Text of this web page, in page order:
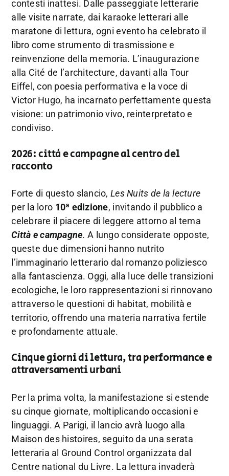
contesti inattesi. Dalle passeggiate letterarie
alle visite narrate, dai karaoke letterari alle
maratone di lettura, ogni evento ha celebrato il
libro come strumento di trasmissione e
reinvenzione della memoria. L’inaugurazione
alla Cité de l’architecture, davanti alla Tour
Eiffel, con poesia performativa e la voce di
Victor Hugo, ha incarnato perfettamente questa
visione: un patrimonio vivo, reinterpretato e
condiviso.
2026: città e campagne al centro del
racconto
Forte di questo slancio, Les Nuits de la lecture
per la loro 10ª edizione, invitando il pubblico a
celebrare il piacere di leggere attorno al tema
Città e campagne. A lungo considerate opposte,
queste due dimensioni hanno nutrito
l’immaginario letterario dal romanzo poliziesco
alla fantascienza. Oggi, alla luce delle transizioni
ecologiche, le loro rappresentazioni si rinnovano
attraverso le questioni di habitat, mobilità e
territorio, offrendo una materia narrativa fertile
e profondamente attuale.
Cinque giorni di lettura, tra performance e
attraversamenti urbani
Per la prima volta, la manifestazione si estende
su cinque giornate, moltiplicando occasioni e
linguaggi. A Parigi, il lancio avrà luogo alla
Maison des histoires, seguito da una serata
letteraria al Ground Control organizzata dal
Centre national du Livre. La lettura invaderà